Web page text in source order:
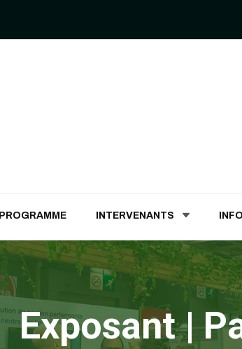
PROGRAMME INTERVENANTS
Exposant |